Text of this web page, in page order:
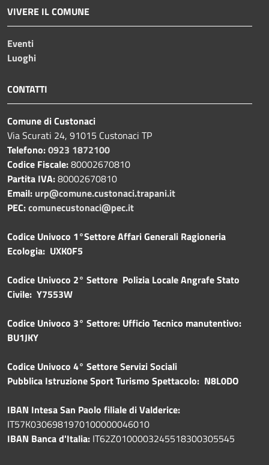
VIVERE IL COMUNE
Eventi
Luoghi
CONTATTI
Comune di Custonaci
Via Scurati 24, 91015 Custonaci TP
Telefono:0923 1872100
Codice Fiscale:80002670810
Partita IVA:80002670810
Email: urp@comune.custonaci.trapani.it
PEC:comunecustonaci@pec.it
Codice Univoco 1°Settore Affari Generali Ragioneria
Ecologia: UXK0F5
Codice Univoco 2° Settore Polizia Locale Angrafe Stato
Civile: Y7553W
Codice Univoco 3° Settore: Ufficio Tecnico manutentivo:
BU1JKY
Codice Univoco 4° Settore Servizi Sociali
Pubblica Istruzione Sport Turismo Spettacolo: N8L0DO
IBAN Intesa San Paolo filiale di Valderice:
IT57K0306981970100000046010
IBAN Banca d'Italia: IT62Z0100003245518300305545